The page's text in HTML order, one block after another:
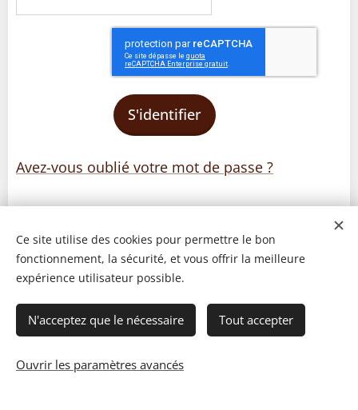
S'identifier
Avez-vous oublié votre mot de passe ?
© 2023 Les recettes d'Henri-Luc. Tous droits réservés.
Ce site utilise des cookies pour permettre le bon
fonctionnement, la sécurité, et vous offrir la meilleure
expérience utilisateur possible.
N'acceptez que le nécessaire Tout accepter
Ouvrir les paramètres avancés